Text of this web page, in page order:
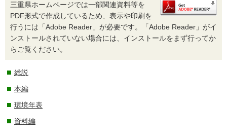
三重県ホームページでは一部関連資料等を
PDF形式で作成しているため、表示や印刷を
行うには「Adobe Reader」が必要です。「Adobe Reader」がイ
ンストールされていない場合には、インストールをまず行ってか
らご覧ください。
総説
本編
環境年表
資料編